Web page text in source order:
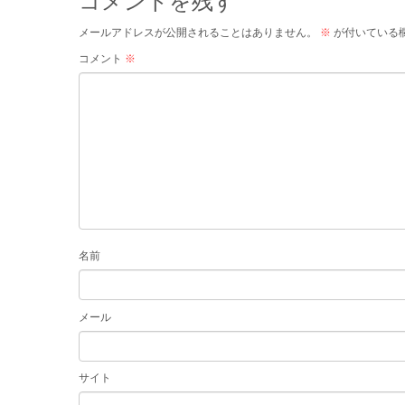
メールアドレスが公開されることはありません。 ※ が付いている
コメント ※
名前
メール
サイト